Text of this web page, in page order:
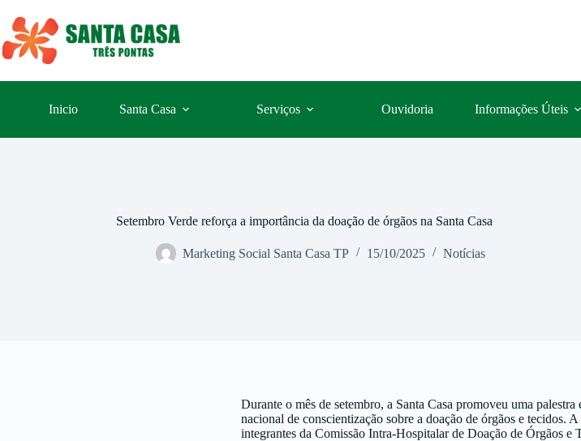
Inicio Santa Casa Serviços Ouvidoria Informações Úteis
Setembro Verde reforça a importância da doação de órgãos na Santa Casa
Marketing Social Santa Casa TP 15/10/2025 Notícias
Durante o mês de setembro, a Santa Casa promoveu uma
nacional de conscientização sobre a doação de órgãos e tecidos.
integrantes da Comissão Intra-Hospitalar de Doação de Órgãos